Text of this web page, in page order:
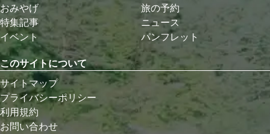
おみやげ
特集記事
イベント
旅の予約
ニュース
パンフレット
このサイトについて
サイトマップ
プライバシーポリシー
利用規約
お問い合わせ